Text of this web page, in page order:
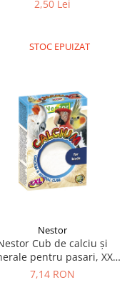
2,50 Lei
STOC EPUIZAT
Nestor
Cub de calciu și
pentru pasari, XXL,
100g
7,14 RON